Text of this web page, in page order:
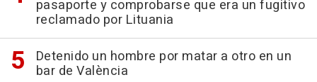
pasaporte y comprobarse que era un fugitivo
reclamado por Lituania
Detenido un hombre por matar a otro en un
bar de València